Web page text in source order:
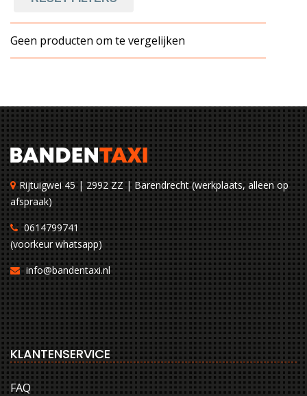
Geen producten om te vergelijken
Rijtuigwei 45 | 2992 ZZ | Barendrecht (werkplaats, alleen op
afspraak)
0614799741
(voorkeur whatsapp)
info@bandentaxi.nl
KLANTENSERVICE
FAQ